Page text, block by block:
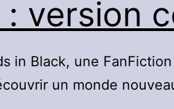
version
in Black, une
un monde